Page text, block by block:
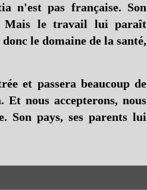
n'est pas française. Son
Mais le travail lui paraît
le domaine de la santé,
et passera beaucoup de
Et nous accepterons, nous
Son pays, ses parents lui